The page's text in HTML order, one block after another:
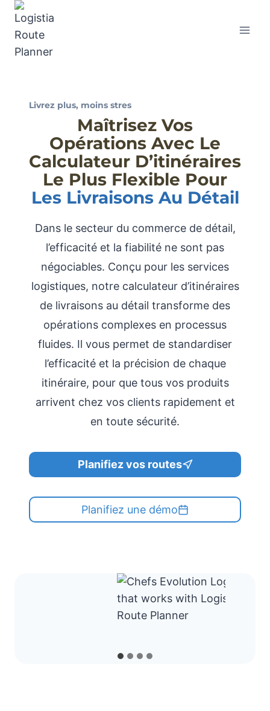
Livrez plus, moins stres
Maîtrisez Vos
Opérations Avec Le
Calculateur D’itinéraires
Le Plus Flexible Pour
Les Livraisons Au Détail
Dans le secteur du commerce de détail,
l’efficacité et la fiabilité ne sont pas
négociables. Conçu pour les services
logistiques, notre calculateur d’itinéraires
de livraisons au détail transforme des
opérations complexes en processus
fluides. Il vous permet de standardiser
l’efficacité et la précision de chaque
itinéraire, pour que tous vos produits
arrivent chez vos clients rapidement et
en toute sécurité.
Planifiez vos routes
Planifiez une démo